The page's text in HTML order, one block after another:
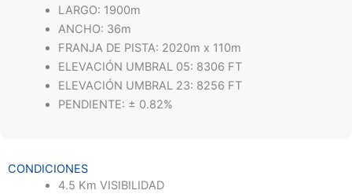
LARGO: 1900m
ANCHO: 36m
FRANJA DE PISTA: 2020m x 110m
ELEVACIÓN UMBRAL 05: 8306 FT
ELEVACIÓN UMBRAL 23: 8256 FT
PENDIENTE: ± 0.82%
CONDICIONES
4.5 Km VISIBILIDAD